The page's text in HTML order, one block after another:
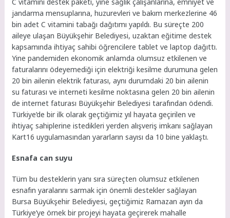
C vitamini destek paketi, yine sağlık çalışanlarına, emniyet ve
jandarma mensuplarına, huzurevleri ve bakım merkezlerine 46
bin adet C vitamini tabağı dağıtımı yapıldı. Bu süreçte 200
aileye ulaşan Büyükşehir Belediyesi, uzaktan eğitime destek
kapsamında ihtiyaç sahibi öğrencilere tablet ve laptop dağıttı.
Yine pandemiden ekonomik anlamda olumsuz etkilenen ve
faturalarını ödeyemediği için elektriği kesilme durumuna gelen
20 bin ailenin elektrik faturası, aynı durumdaki 20 bin ailenin
su faturası ve interneti kesilme noktasına gelen 20 bin ailenin
de internet faturası Büyükşehir Belediyesi tarafından ödendi.
Türkiye’de bir ilk olarak geçtiğimiz yıl hayata geçirilen ve
ihtiyaç sahiplerine istedikleri yerden alışveriş imkanı sağlayan
Kart16 uygulamasından yararların sayısı da 10 bine yaklaştı.
Esnafa can suyu
Tüm bu desteklerin yanı sıra süreçten olumsuz etkilenen
esnafın yaralarını sarmak için önemli destekler sağlayan
Bursa Büyükşehir Belediyesi, geçtiğimiz Ramazan ayın da
Türkiye’ye örnek bir projeyi hayata geçirerek mahalle